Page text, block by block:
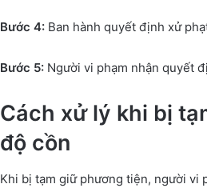
Bước 4: Ban hành quyết định xử
Bước 5: Người vi phạm nhận quyết
Cách xử lý khi bị
độ cồn
Khi bị tạm giữ phương tiện, người vi